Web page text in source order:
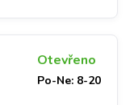
Otevřeno
Po-Ne: 8-20